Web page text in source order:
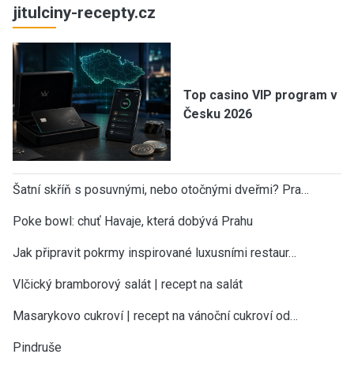
jitulciny-recepty.cz
Top casino VIP program v
Česku 2026
Šatní skříň s posuvnými, nebo otočnými dveřmi? Pra…
Poke bowl: chuť Havaje, která dobývá Prahu
Jak připravit pokrmy inspirované luxusními restaur…
Vlčický bramborový salát | recept na salát
Masarykovo cukroví | recept na vánoční cukroví od…
Pindruše